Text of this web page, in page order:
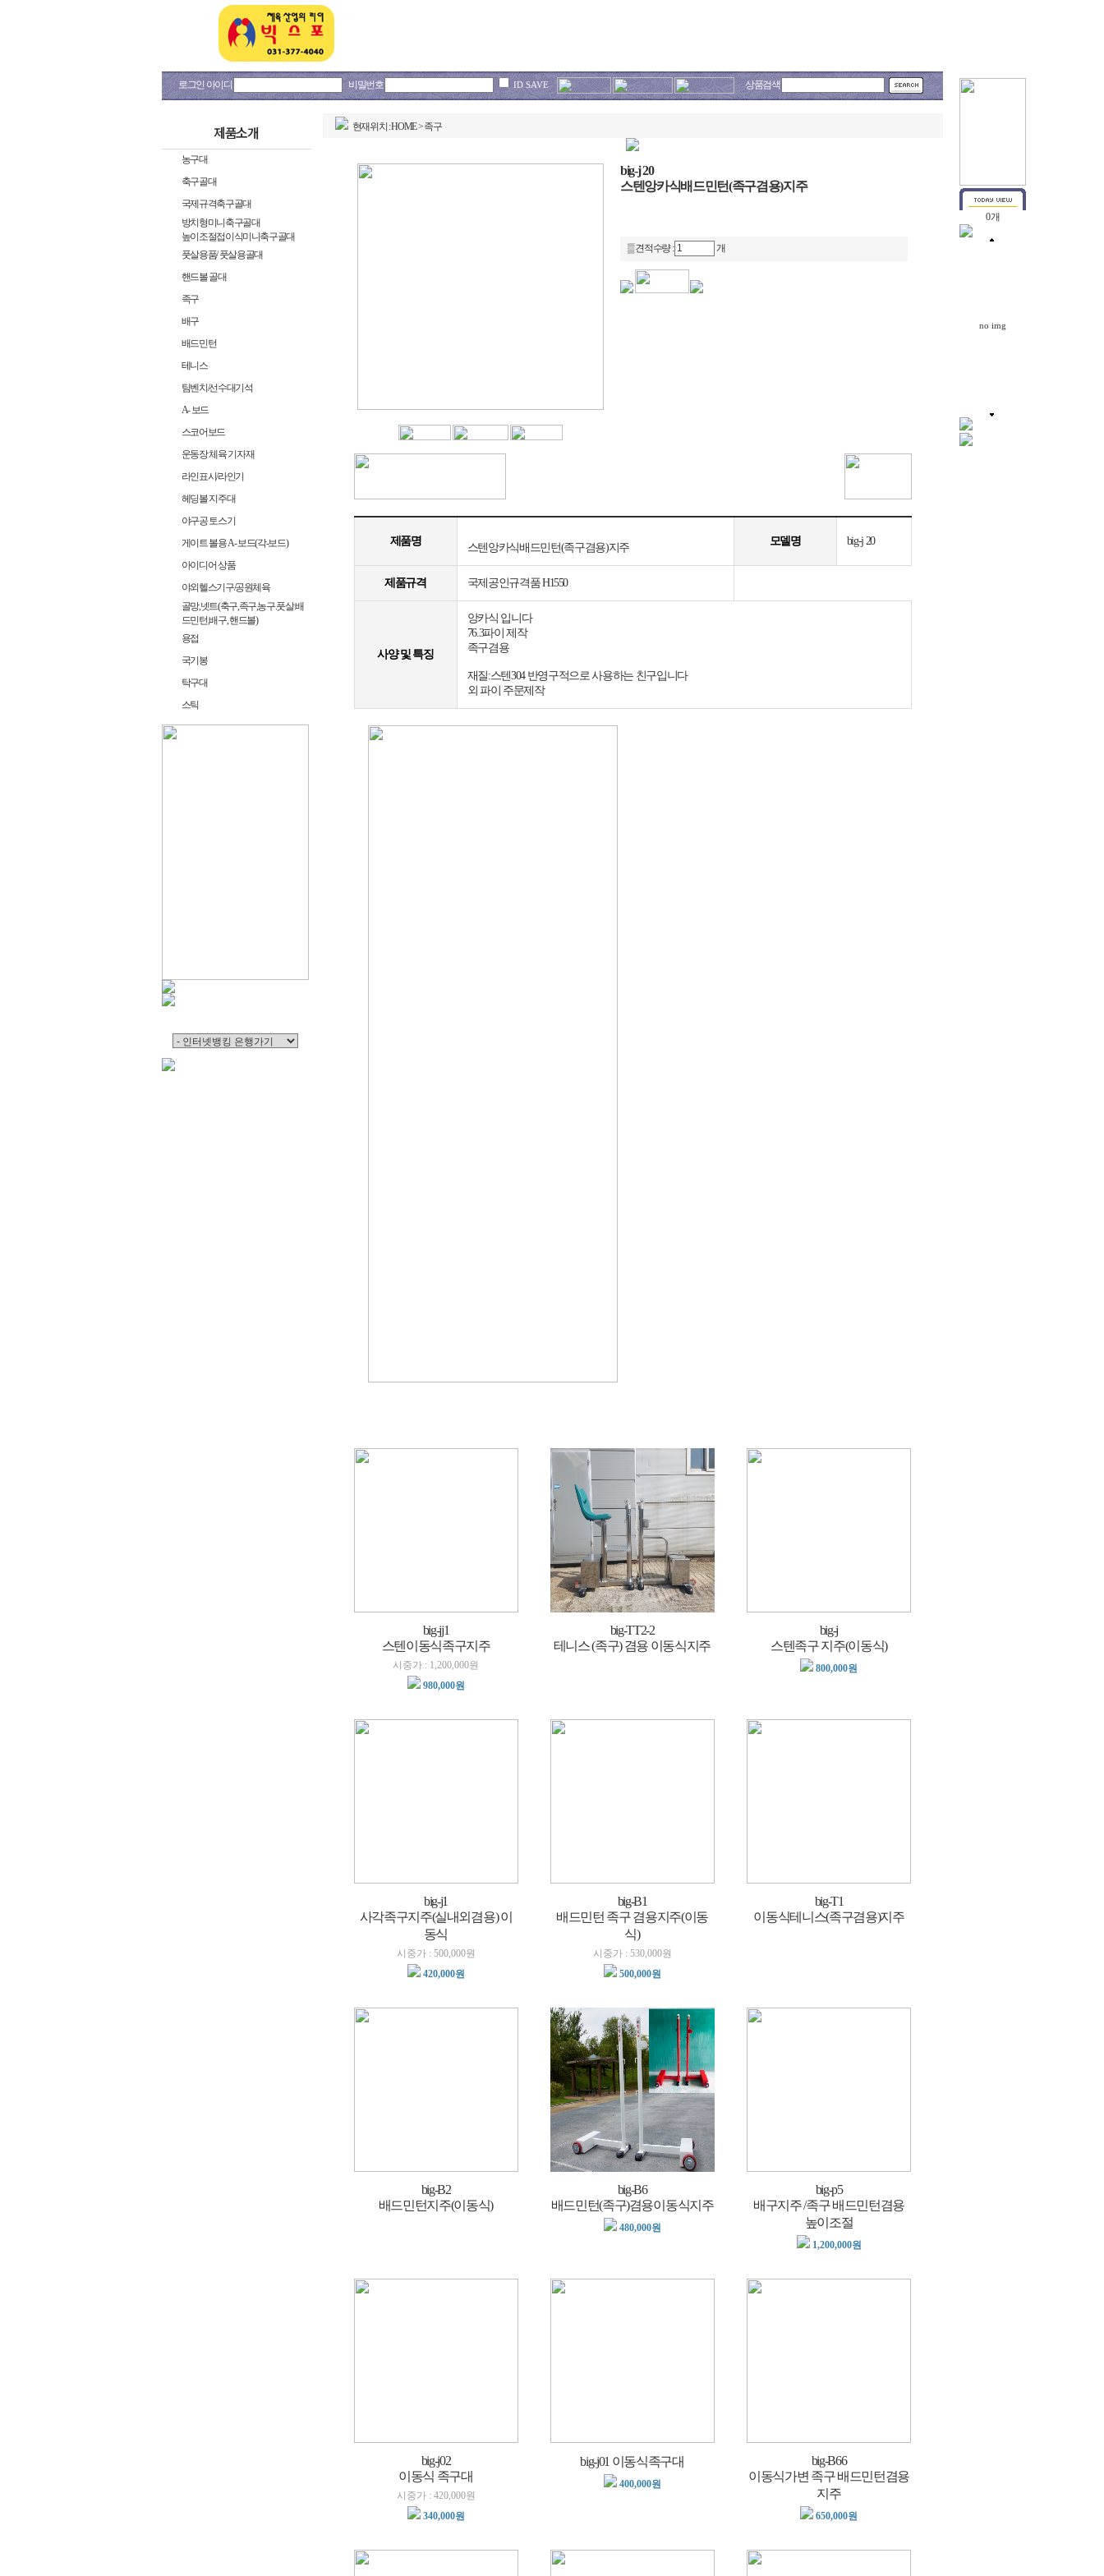
0 개
no img
로그인 아이디 비밀번호 ID SAVE 상품검색
제품소개
농구대
축구골대
국제규격축구골대
방치형미니축구골대
높이조절접이식미니축구골대
풋살용품/ 풋살용골대
핸드볼 골대
족구
배구
배드민턴
테니스
팀벤치/선수대기석
A- 보드
스코어보드
운동장 체육 기자재
라인표시/라인기
헤딩볼 지주대
야구공 토스기
게이트 볼용 A- 보드(각-보드)
아이디어 상품
야외헬스기구/공원체육
골망,넷트(축구,족구,농구.풋살.배
드민턴,배구, 핸드볼)
용접
국기봉
탁구대
스틱
현재위치 :HOME>족구
big-j 20
스텐앙카식배드민턴(족구겸용)지주
▒ 견적수량 : 개
제품명
스텐앙카식배드민턴(족구겸용)지주
모델명 big-j 20
제품규격 국제공인규격품 H1550
사양 및 특징
앙카식 입니다
76.3파이 제작
족구겸용
재질:스텐304 반영구적으로 사용하는 친구입니다
외 파이 주문제작
big-jj1
스텐이동식족구지주
시중가 : 1,200,000원
980,000원
big-TT2-2
테니스 (족구) 겸용 이동식지주
big-j
스텐족구 지주(이동식)
800,000원
big-j1
사각족구지주(실내외겸용) 이
동식
시중가 : 500,000원
420,000원
big-B1
배드민턴 족구 겸용지주(이동
식)
시중가 : 530,000원
500,000원
big-T1
이동식테니스(족구겸용)지주
big-B2
배드민턴지주(이동식)
big-B6
배드민턴(족구)겸용이동식지주
480,000원
big-p5
배구지주 /족구 배드민턴겸용
높이조절
1,200,000원
big-j02
이동식 족구대
시중가 : 420,000원
340,000원
big-j01 이동식족구대
400,000원
big-B66
이동식가변 족구 배드민턴겸용
지주
650,000원